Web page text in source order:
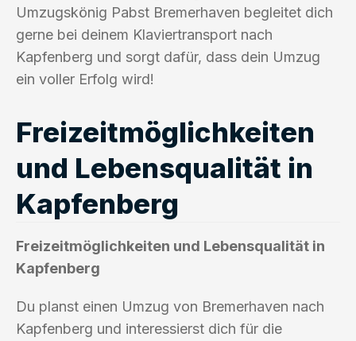
Umzugskönig Pabst Bremerhaven begleitet dich
gerne bei deinem Klaviertransport nach
Kapfenberg und sorgt dafür, dass dein Umzug
ein voller Erfolg wird!
Freizeitmöglichkeiten
und Lebensqualität in
Kapfenberg
Freizeitmöglichkeiten und Lebensqualität in
Kapfenberg
Du planst einen Umzug von Bremerhaven nach
Kapfenberg und interessierst dich für die